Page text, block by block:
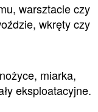
warsztacie czy
wkręty czy
miarka,
eksploatacyjne.